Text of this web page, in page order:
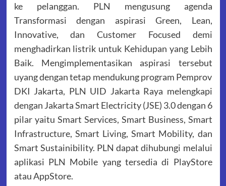
ke pelanggan. PLN mengusung agenda
Transformasi dengan aspirasi Green, Lean,
Innovative, dan Customer Focused demi
menghadirkan listrik untuk Kehidupan yang Lebih
Baik. Mengimplementasikan aspirasi tersebut
uyang dengan tetap mendukung program Pemprov
DKI Jakarta, PLN UID Jakarta Raya melengkapi
dengan Jakarta Smart Electricity (JSE) 3.0 dengan 6
pilar yaitu Smart Services, Smart Business, Smart
Infrastructure, Smart Living, Smart Mobility, dan
Smart Sustainibility. PLN dapat dihubungi melalui
aplikasi PLN Mobile yang tersedia di PlayStore
atau AppStore.